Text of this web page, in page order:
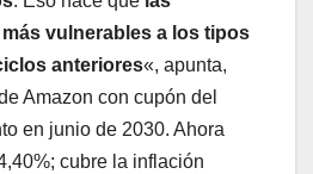
vulnerables a los tipos
anteriores«, apunta,
Amazon con cupón del
en junio de 2030. Ahora
cubre la inflación